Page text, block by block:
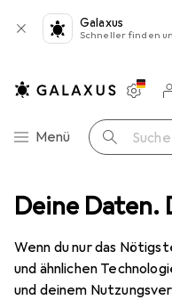
Deine Daten.
Wenn du nur das
und ähnlichen
und deinem
Galaxus
Schneller finden
Navigation nach
Menü Suche
mechanische Tastatur
Savio
US,